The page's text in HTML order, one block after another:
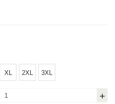
XL 2XL 3XL
+